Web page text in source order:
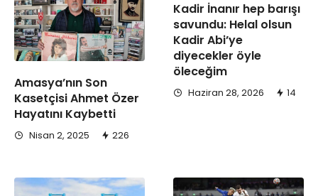
Amasya’nın Son
Kasetçisi Ahmet Özer
Hayatını Kaybetti
Nisan 2, 2025 226
Kadir İnanır hep barışı
savundu: Helal olsun
Kadir Abi’ye
diyecekler öyle
öleceğim
Haziran 28, 2026 14